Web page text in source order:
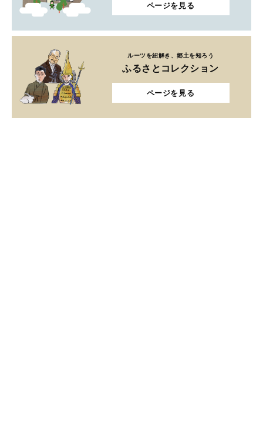
ページを見る
ルーツを紐解き、郷土を知ろう
ふるさとコレクション
ページを見る